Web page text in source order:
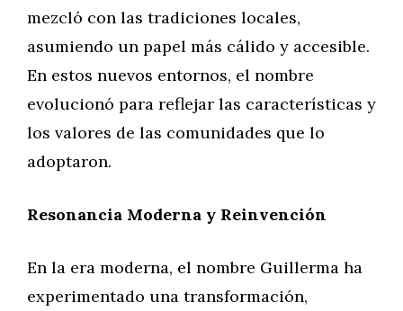
mezcló con las tradiciones locales,
asumiendo un papel más cálido y accesible.
En estos nuevos entornos, el nombre
evolucionó para reflejar las características y
los valores de las comunidades que lo
adoptaron.
Resonancia Moderna y Reinvención
En la era moderna, el nombre Guillerma ha
experimentado una transformación,